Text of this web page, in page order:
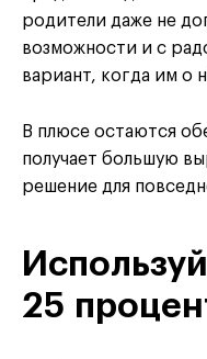
родители даже не
возможности и с
вариант, когда им о
В плюсе остаются
получает большую
решение для
25